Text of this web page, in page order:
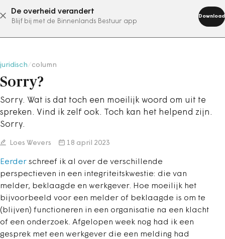
De overheid verandert
Blijf bij met de Binnenlands Bestuur app
Download
abonneer nu
juridisch column
Sorry?
Sorry. Wat is dat toch een moeilijk woord om uit te
spreken. Vind ik zelf ook. Toch kan het helpend zijn.
Sorry.
Loes Wevers 18 april 2023
Eerder schreef ik al over de verschillende
perspectieven in een integriteitskwestie: die van
melder, beklaagde en werkgever. Hoe moeilijk het
bijvoorbeeld voor een melder of beklaagde is om te
(blijven) functioneren in een organisatie na een klacht
of een onderzoek. Afgelopen week nog had ik een
gesprek met een werkgever die een melding had